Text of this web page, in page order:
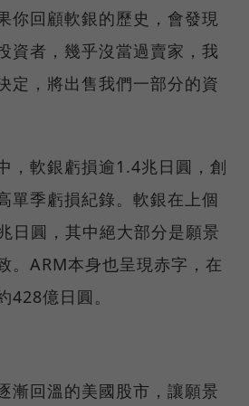
你回顧軟銀的歷史，會發現
資者，幾乎沒當過賣家，我
定，將出售我們一部分的資
，軟銀虧損逾1.4兆日圓，創
單季虧損紀錄。軟銀在上個
日圓，其中絕大部分是願景
。ARM本身也呈現赤字，在
428億日圓。
漸回溫的美國股市，讓願景